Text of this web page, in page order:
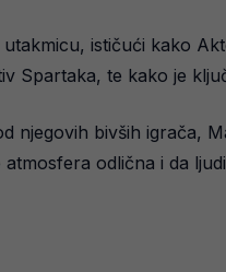
ističući kako
Spartaka, te kako je
njegovih bivših igrača,
odlična i da